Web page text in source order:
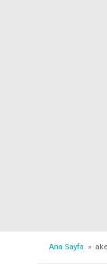
Ana Sayfa »